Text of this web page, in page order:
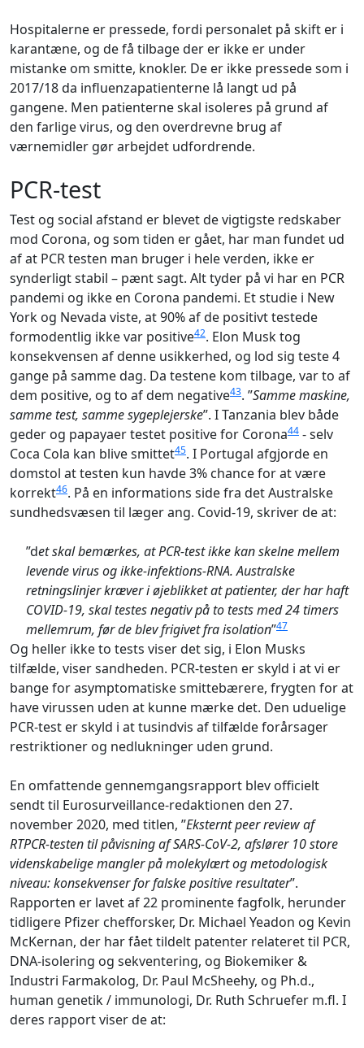
Hospitalerne er pressede, fordi personalet på skift er i
karantæne, og de få tilbage der er ikke er under
mistanke om smitte, knokler. De er ikke pressede som i
2017/18 da influenzapatienterne lå langt ud på
gangene. Men patienterne skal isoleres på grund af
den farlige virus, og den overdrevne brug af
værnemidler gør arbejdet udfordrende.
PCR-test
Test og social afstand er blevet de vigtigste redskaber
mod Corona, og som tiden er gået, har man fundet ud
af at PCR testen man bruger i hele verden, ikke er
synderligt stabil – pænt sagt. Alt tyder på vi har en PCR
pandemi og ikke en Corona pandemi. Et studie i New
York og Nevada viste, at 90% af de positivt testede
formodentlig ikke var positive42. Elon Musk tog
konsekvensen af denne usikkerhed, og lod sig teste 4
gange på samme dag. Da testene kom tilbage, var to af
dem positive, og to af dem negative43. ”Samme maskine,
samme test, samme sygeplejerske”. I Tanzania blev både
geder og papayaer testet positive for Corona44 - selv
Coca Cola kan blive smittet45. I Portugal afgjorde en
domstol at testen kun havde 3% chance for at være
korrekt46. På en informations side fra det Australske
sundhedsvæsen til læger ang. Covid-19, skriver de at:
”det skal bemærkes, at PCR-test ikke kan skelne mellem
levendevirus og ikke-infektions-RNA. Australske
retningslinjer kræver i øjeblikket at patienter, der har haft
COVID-19, skal testes negativ på to tests med 24 timers
mellemrum, før de blev frigivet fra isolation”47
Og heller ikke to tests viser det sig, i Elon Musks
tilfælde, viser sandheden. PCR-testen er skyld i at vi er
bange for asymptomatiske smittebærere, frygten for at
have virussen uden at kunne mærke det. Den uduelige
PCR-test er skyld i at tusindvis af tilfælde forårsager
restriktioner og nedlukninger uden grund.
En omfattende gennemgangsrapport blev officielt
sendt til Eurosurveillance-redaktionen den 27.
november 2020, med titlen, ”Eksternt peer review af
RTPCR-testen til påvisning af SARS-CoV-2, afslører 10 store
videnskabelige mangler på molekylært og metodologisk
niveau: konsekvenser for falske positive resultater”.
Rapporten er lavet af 22 prominente fagfolk, herunder
tidligere Pfizer chefforsker, Dr. Michael Yeadon og Kevin
McKernan, der har fået tildelt patenter relateret til PCR,
DNA-isolering og sekventering, og Biokemiker &
Industri Farmakolog, Dr. Paul McSheehy, og Ph.d.,
human genetik / immunologi, Dr. Ruth Schruefer m.fl. I
deres rapport viser de at: